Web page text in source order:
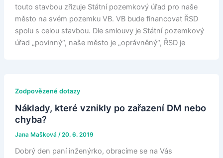
touto stavbou zřizuje Státní pozemkový úřad pro naše
město na svém pozemku VB. VB bude financovat ŘSD
spolu s celou stavbou. Dle smlouvy je Státní pozemkový
úřad „povinný“, naše město je „oprávněný“, ŘSD je
Zodpovězené dotazy
Náklady, které vznikly po zařazení DM nebo
chyba?
Jana Mašková /20. 6. 2019
Dobrý den paní inženýrko, obracíme se na Vás